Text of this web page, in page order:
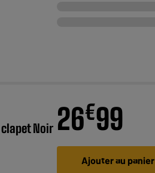
clapet Noir 26€99
Ajouter au panier